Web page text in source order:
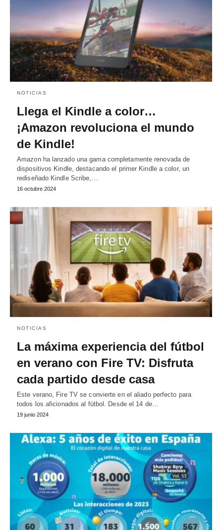
NOTICIAS
Llega el Kindle a color…
¡Amazon revoluciona el mundo
de Kindle!
Amazon ha lanzado una gama completamente renovada de
dispositivos Kindle, destacando el primer Kindle a color, un
rediseñado Kindle Scribe,…
16 octubre 2024
NOTICIAS
La máxima experiencia del fútbol
en verano con Fire TV: Disfruta
cada partido desde casa
Este verano, Fire TV se convierte en el aliado perfecto para
todos los aficionados al fútbol. Desde el 14 de…
19 junio 2024